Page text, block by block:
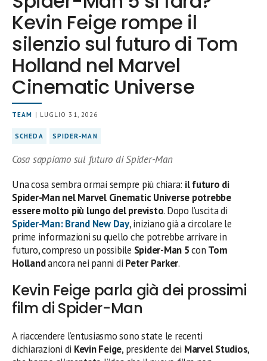
Kevin Feige rompe il
silenzio sul futuro di Tom
Holland nel Marvel
Cinematic Universe
TEAM | LUGLIO 31, 2026
SCHEDA SPIDER-MAN
Cosa sappiamo sul futuro di Spider-Man
Una cosa sembra ormai sempre più chiara: il futuro di
Spider-Man nel Marvel Cinematic Universe potrebbe
essere molto più lungo del previsto. Dopo l’uscita di
Spider-Man: Brand New Day, iniziano già a circolare le
prime informazioni su quello che potrebbe arrivare in
futuro, compreso un possibile Spider-Man 5con Tom
Hollandancora nei panni di Peter Parker.
Kevin Feige parla già dei prossimi
film di Spider-Man
A riaccendere l’entusiasmo sono state le recenti
dichiarazioni di Kevin Feige, presidente dei Marvel Studios,